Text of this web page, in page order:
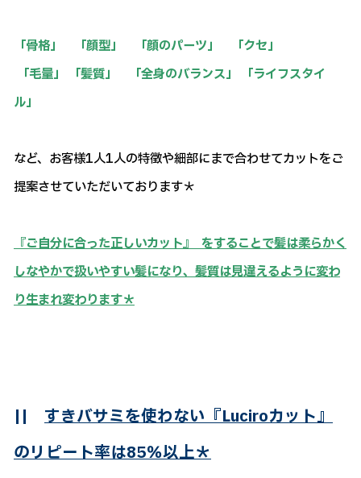
「骨格」 「顔型」 「顔のパーツ」 「クセ」
「毛量」 「髪質」 「全身のバランス」 「ライフスタイ
ル」
など、お客様1人1人の特徴や細部にまで合わせてカットをご
提案させていただいております＊
『ご自分に合った正しいカット』 をすることで髪は柔らかく
しなやかで扱いやすい髪になり、髪質は見違えるように変わ
り生まれ変わります＊
|| すきバサミを使わない『Luciroカット』
のリピート率は85％以上＊